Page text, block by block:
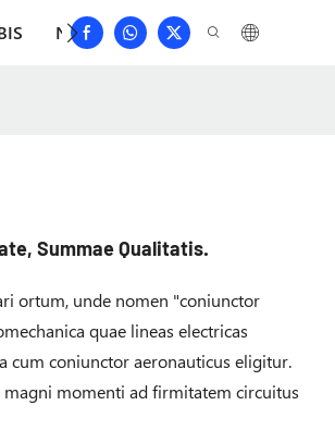
NUNTII DEPRIME
Summae Qualitatis.
ortum, unde nomen "coniunctor
quae lineas electricas
cum coniunctor aeronauticus eligitur.
magni momenti ad firmitatem circuitus